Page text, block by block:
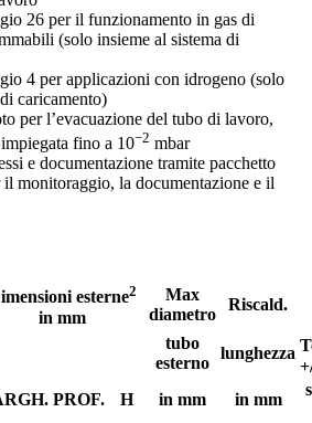
26 per il funzionamento in gas di
(solo insieme al sistema di
4 per applicazioni con idrogeno (solo
caricamento)
per l’evacuazione del tubo di lavoro,
fino a 10−2 mbar
e documentazione tramite pacchetto
monitoraggio, la documentazione e il
esterne2
in mm
Max
diametro
Riscald.
tubo
esterno
lunghezza
PROF. H in mm in mm